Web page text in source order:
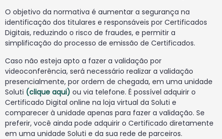
O objetivo da normativa é aumentar a segurança na
identificação dos titulares e responsáveis por Certificados
Digitais, reduzindo o risco de fraudes, e permitir a
simplificação do processo de emissão de Certificados.
Caso não esteja apto a fazer a validação por
videoconferência, será necessário realizar a validação
presencialmente, por ordem de chegada, em uma unidade
Soluti (clique aqui) ou via telefone. É possível adquirir o
Certificado Digital online na loja virtual da Soluti e
comparecer à unidade apenas para fazer a validação. Se
preferir, você ainda pode adquirir o Certificado diretamente
em uma unidade Soluti e da sua rede de parceiros.